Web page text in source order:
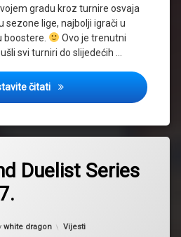
gradu kroz turnire osvaja
sezone lige, najbolji igrači u
boostere.
Ovo je trenutni
svi turniri do slijedećih …
čitati Ažuriran poredak Master
Duelist Series
white dragon Kategorije:
Vijesti